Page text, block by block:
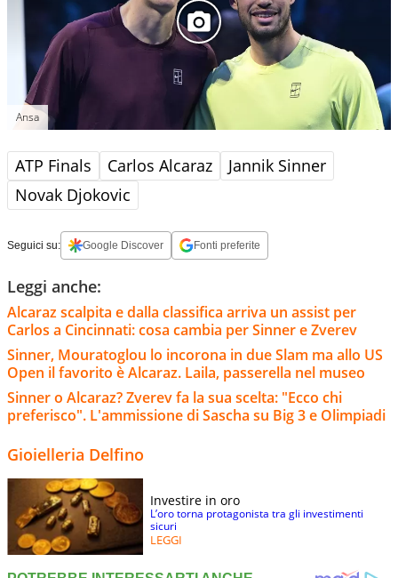
Ansa
ATP Finals Carlos Alcaraz
Jannik Sinner
Novak Djokovic
Seguici su: Google Discover Fonti preferite
Leggi anche:
Alcaraz scalpita e dalla classifica arriva un assist per
Carlos a Cincinnati: cosa cambia per Sinner e Zverev
Sinner, Mouratoglou lo incorona in due Slam ma allo US
Open il favorito è Alcaraz. Laila, passerella nel museo
Sinner o Alcaraz? Zverev fa la sua scelta: "Ecco chi
preferisco". L'ammissione di Sascha su Big 3 e Olimpiadi
Gioielleria Delfino
Investire in oro
L’oro torna protagonista tra gli investimenti
sicuri
LEGGI